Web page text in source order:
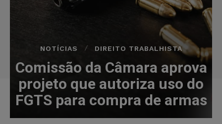
NOTÍCIAS DIREITO TRABALHISTA
Comissão da Câmara aprova
projeto que autoriza uso do
FGTS para compra de armas